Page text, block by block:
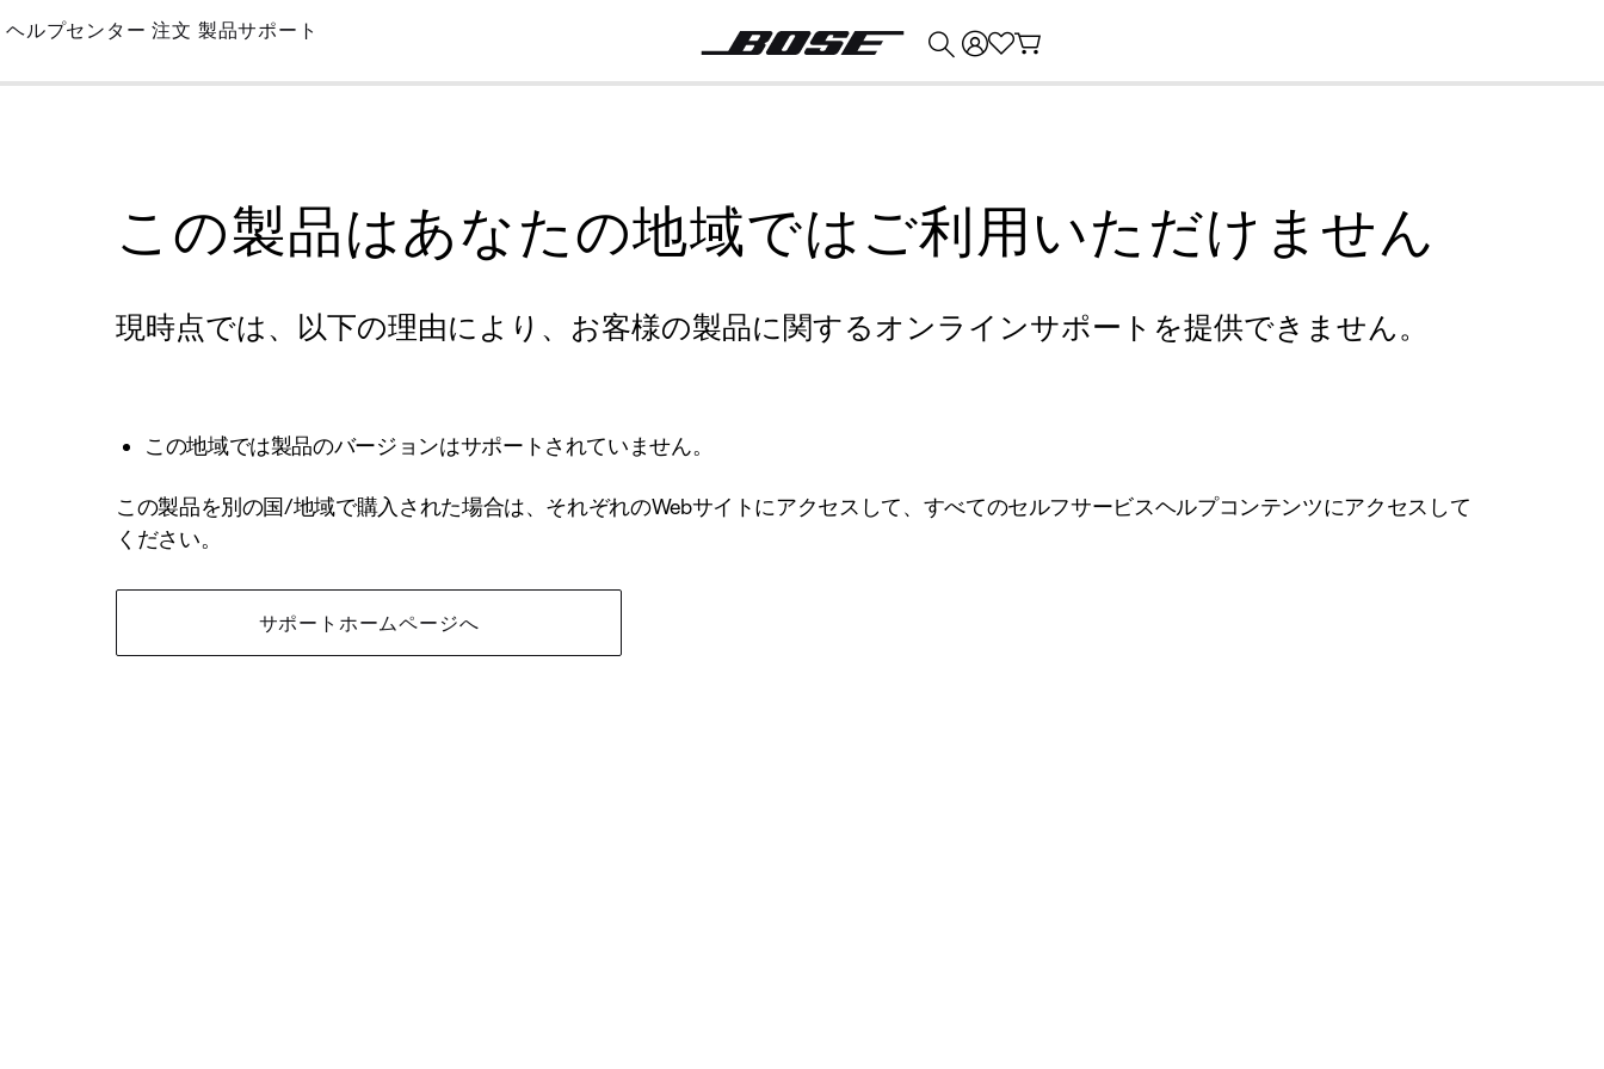
Skip
Main
ヘルプセンター 注文 製品サポート
この製品はあなたの地域ではご利用いただけません
現時点では、以下の理由により、お客様の製品に関するオンラインサポートを提供できません。
この地域では製品のバージョンはサポートされていません。
この製品を別の国/地域で購入された場合は、それぞれのWebサイトにアクセスして、すべてのセルフサービスヘルプコンテンツにアクセスして
ください。
サポートホームページへ